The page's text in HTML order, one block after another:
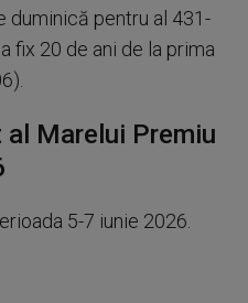
duminică pentru al 431-
fix 20 de ani de la prima
Marelui Premiu
5-7 iunie 2026.